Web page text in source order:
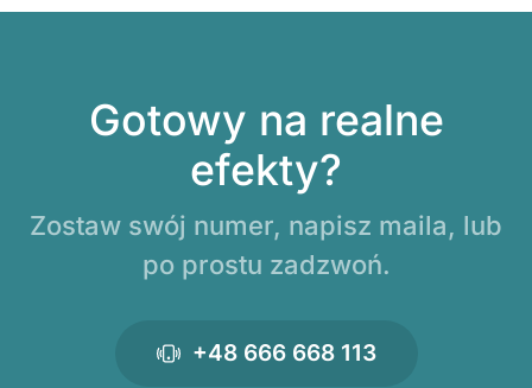
Gotowy na realne
efekty?
Zostaw swój numer, napisz maila, lub
po prostu zadzwoń.
+48 666 668 113